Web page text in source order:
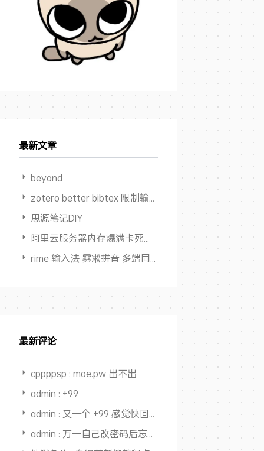
最新文章
beyond
zotero better bibtex 限制输出作者数量
思源笔记DIY
阿里云服务器内存爆满卡死但 Swap占用为0
rime 输入法 雾凇拼音 多端同步方案
最新评论
cppppsp : moe.pw 出不出
admin : +99
admin : 又一个 +99 感觉快回本，开始赚钱了
admin : 万一自己改密码后忘了，还能从记录里面找出来，又一个用途，